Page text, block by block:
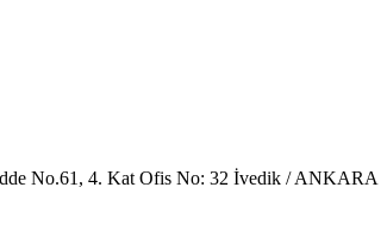
No.61, 4. Kat Ofis No: 32 İvedik / ANKARA